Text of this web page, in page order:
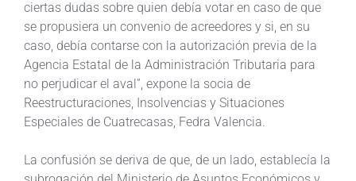
ciertas dudas sobre quien debía votar en caso de que
se propusiera un convenio de acreedores y si, en su
caso, debía contarse con la autorización previa de la
Agencia Estatal de la Administración Tributaria para
no perjudicar el aval”, expone la socia de
Reestructuraciones, Insolvencias y Situaciones
Especiales de Cuatrecasas, Fedra Valencia.
La confusión se deriva de que, de un lado, establecía la